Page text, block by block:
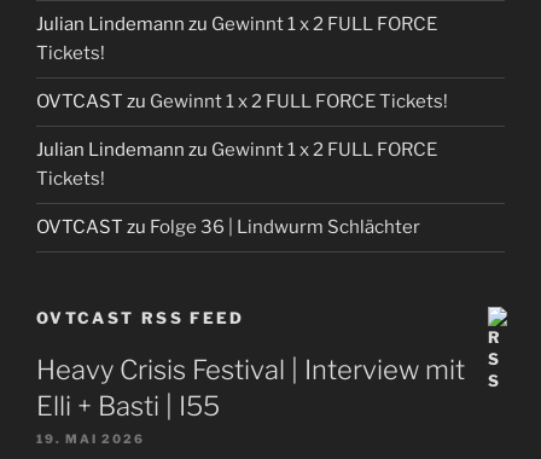
Julian Lindemann zu Gewinnt 1 x 2 FULL FORCE
Tickets!
OVTCAST zu Gewinnt 1 x 2 FULL FORCE Tickets!
Julian Lindemann zu Gewinnt 1 x 2 FULL FORCE
Tickets!
OVTCAST zu Folge 36 | Lindwurm Schlächter
OVTCAST RSS FEED
Heavy Crisis Festival | Interview mit
Elli + Basti | I55
19. MAI 2026